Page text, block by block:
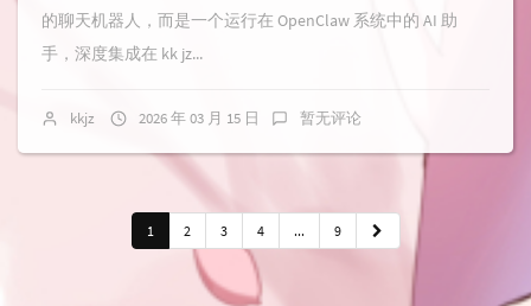
的聊天机器人，而是一个运行在 OpenClaw 系统中的 AI 助
手，深度集成在 kk jz...
kkjz 2026 年 03 月 15 日 暂无评论
1 2 3 4 ... 9